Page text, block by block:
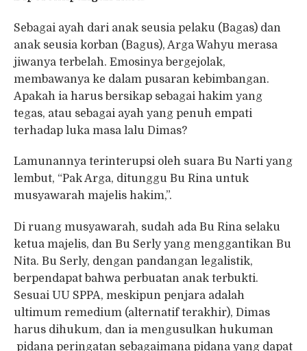
Sebagai ayah dari anak seusia pelaku (Bagas) dan
anak seusia korban (Bagus), Arga Wahyu merasa
jiwanya terbelah. Emosinya bergejolak,
membawanya ke dalam pusaran kebimbangan.
Apakah ia harus bersikap sebagai hakim yang
tegas, atau sebagai ayah yang penuh empati
terhadap luka masa lalu Dimas?
Lamunannya terinterupsi oleh suara Bu Narti yang
lembut, “Pak Arga, ditunggu Bu Rina untuk
musyawarah majelis hakim,”.
Di ruang musyawarah, sudah ada Bu Rina selaku
ketua majelis, dan Bu Serly yang menggantikan Bu
Nita. Bu Serly, dengan pandangan legalistik,
berpendapat bahwa perbuatan anak terbukti.
Sesuai UU SPPA, meskipun penjara adalah
ultimum remedium (alternatif terakhir), Dimas
harus dihukum, dan ia mengusulkan hukuman
pidana peringatan sebagaimana pidana yang dapat